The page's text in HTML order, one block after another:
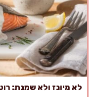
לא מיונז ולא שמנת: